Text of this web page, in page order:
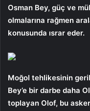
Osman Bey, güç ve
olmalarına rağmen
konusunda ısrar eder.
Moğol tehlikesinin
Bey’e bir darbe daha
toplayan Olof, bu